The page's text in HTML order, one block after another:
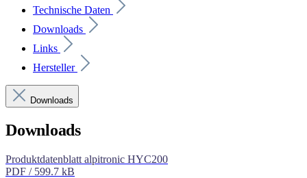
Technische Daten
Downloads
Links
Hersteller
Downloads
Downloads
Produktdatenblatt alpitronic HYC200
PDF / 599.7 kB